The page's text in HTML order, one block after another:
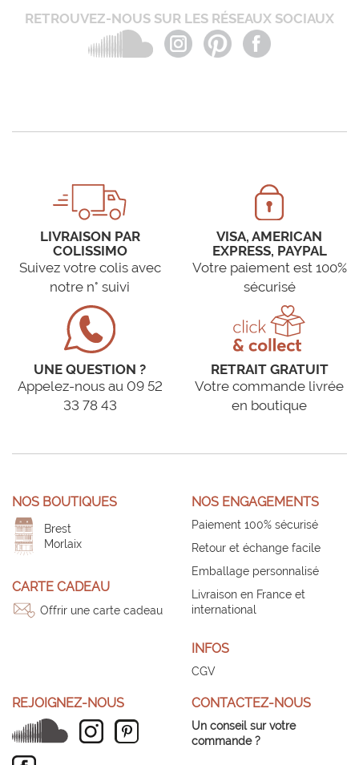
RETROUVEZ-NOUS SUR LES RÉSEAUX SOCIAUX
LIVRAISON PAR
COLISSIMO
Suivez votre colis avec
notre n° suivi
VISA, AMERICAN
EXPRESS, PAYPAL
Votre paiement est 100%
sécurisé
UNE QUESTION ?
Appelez-nous au 09 52
33 78 43
RETRAIT GRATUIT
Votre commande livrée
en boutique
NOS BOUTIQUES
Brest
Morlaix
CARTE CADEAU
Offrir une carte cadeau
NOS ENGAGEMENTS
Paiement 100% sécurisé
Retour et échange facile
Emballage personnalisé
Livraison en France et
international
INFOS
CGV
REJOIGNEZ-NOUS CONTACTEZ-NOUS
Un conseil sur votre
commande ?